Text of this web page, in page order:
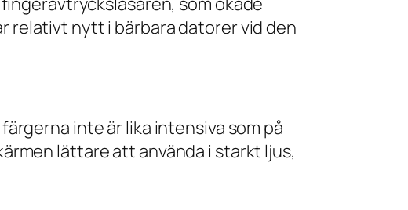
relativt nytt i bärbara datorer vid den
inte är lika intensiva som på
lättare att använda i starkt ljus,